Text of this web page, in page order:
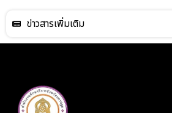
ข่าวสารเพิ่มเติม